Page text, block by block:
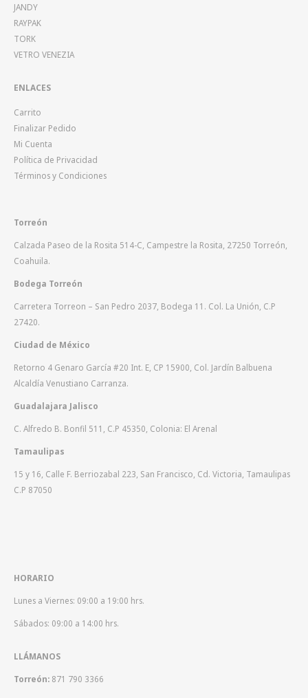
JANDY
RAYPAK
TORK
VETRO VENEZIA
ENLACES
Carrito
Finalizar Pedido
Mi Cuenta
Política de Privacidad
Términos y Condiciones
Torreón
Calzada Paseo de la Rosita 514-C, Campestre la Rosita, 27250 Torreón,
Coahuila.
Bodega Torreón
Carretera Torreon – San Pedro 2037, Bodega 11. Col. La Unión, C.P
27420.
Ciudad de México
Retorno 4 Genaro García #20 Int. E, CP 15900, Col. Jardín Balbuena
Alcaldía Venustiano Carranza.
Guadalajara Jalisco
C. Alfredo B. Bonfil 511, C.P 45350, Colonia: El Arenal
Tamaulipas
15 y 16, Calle F. Berriozabal 223, San Francisco, Cd. Victoria, Tamaulipas
C.P 87050
HORARIO
Lunes a Viernes: 09:00 a 19:00 hrs.
Sábados: 09:00 a 14:00 hrs.
LLÁMANOS
Torreón: 871 790 3366